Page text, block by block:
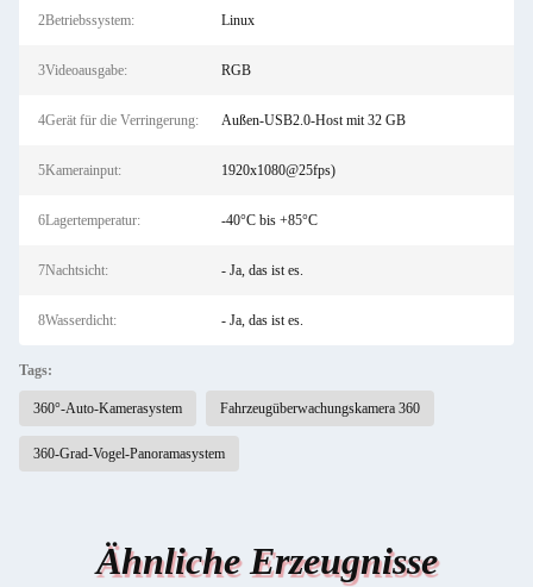
2Betriebssystem: Linux
3Videoausgabe: RGB
4Gerät für die Verringerung: Außen-USB2.0-Host mit 32 GB
5Kamerainput: 1920x1080@25fps)
6Lagertemperatur: -40°C bis +85°C
7Nachtsicht: - Ja, das ist es.
8Wasserdicht: - Ja, das ist es.
Tags:
360°-Auto-Kamerasystem Fahrzeugüberwachungskamera 360
360-Grad-Vogel-Panoramasystem
Ähnliche Erzeugnisse